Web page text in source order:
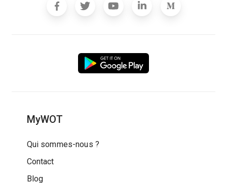
MyWOT
Qui sommes-nous ?
Contact
Blog